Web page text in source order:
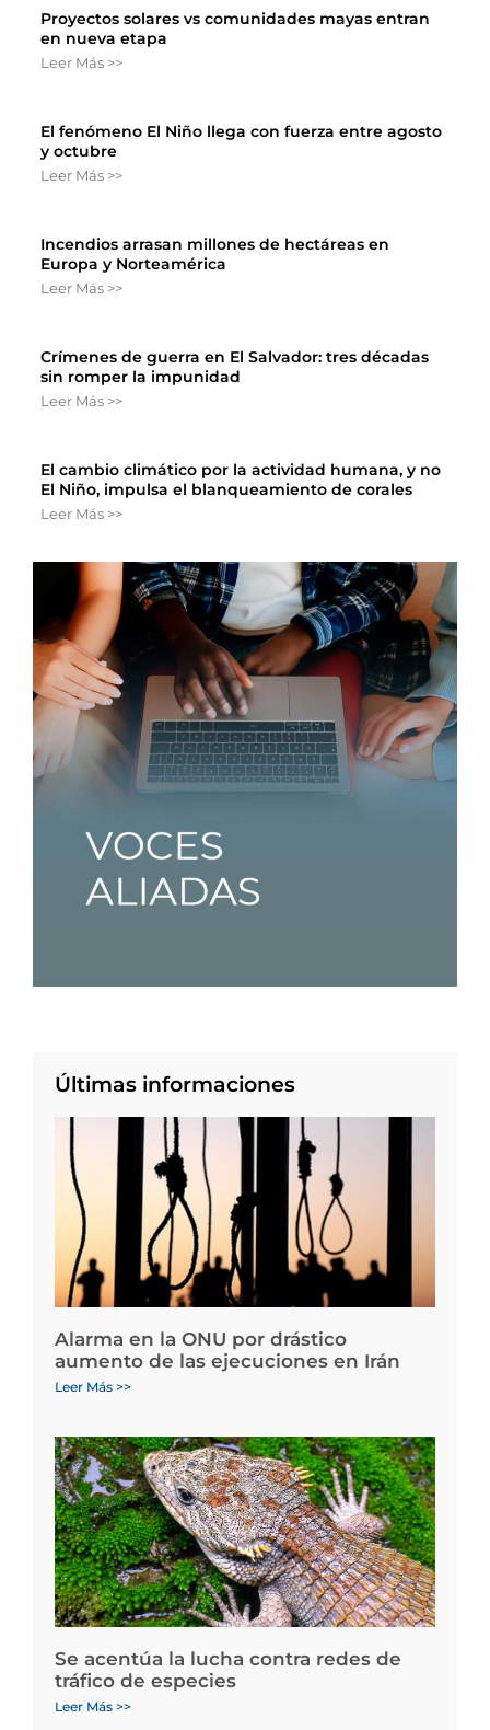
Proyectos solares vs comunidades mayas entran
en nueva etapa
Leer Más >>
El fenómeno El Niño llega con fuerza entre agosto
y octubre
Leer Más >>
Incendios arrasan millones de hectáreas en
Europa y Norteamérica
Leer Más >>
Crímenes de guerra en El Salvador: tres décadas
sin romper la impunidad
Leer Más >>
El cambio climático por la actividad humana, y no
El Niño, impulsa el blanqueamiento de corales
Leer Más >>
Últimas informaciones
Alarma en la ONU por drástico
aumento de las ejecuciones en Irán
Leer Más >>
Se acentúa la lucha contra redes de
tráfico de especies
Leer Más >>